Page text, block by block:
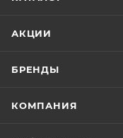
АКЦИИ
БРЕНДЫ
КОМПАНИЯ